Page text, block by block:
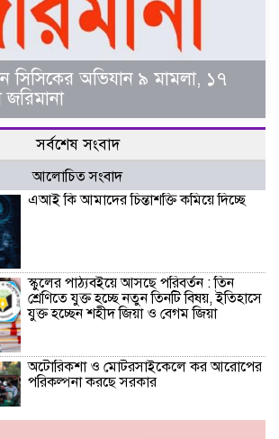
সিসিকের অভিযান ৯ মামলা, ১৭
সর্বশেষ সংবাদ
আলোচিত সংবাদ
এআই কি আমাদের চিন্তাশক্তি কমিয়ে দিচ্ছে
স্কুলের পাঠ্যবইয়ে আসছে পরিবর্তন : তিন
শ্রেণিতে যুক্ত হচ্ছে নতুন তিনটি বিষয়, ইতিহাসে
যুক্ত হচ্ছেন শহীদ জিয়া ও বেগম জিয়া
অটোরিকশা ও মোটরসাইকেলে কর আরোপের
পরিকল্পনা করছে সরকার